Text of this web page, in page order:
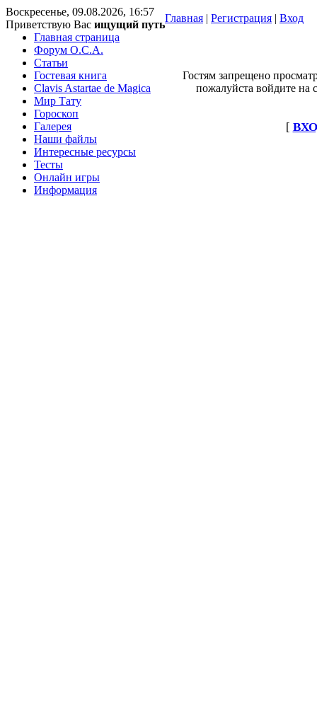
Воскресенье, 09.08.2026, 16:57
Приветствую Вас ищущий путь
Главная | Регистрация | Вход
Главная страница
Форум O.C.A.
Статьи
Гостевая книга
Clavis Astartae de Magica
Мир Тату
Гороскоп
Галерея
Наши файлы
Интересные ресурсы
Тесты
Онлайн игры
Информация
Гостям запрещено
пожалуйста войдите на
[